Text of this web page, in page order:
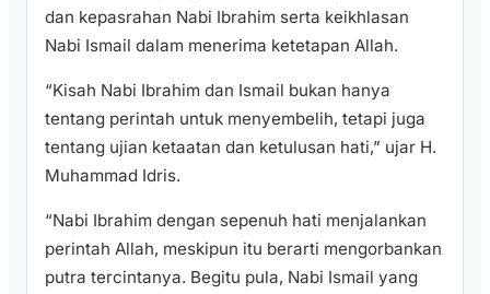
dan kepasrahan Nabi Ibrahim serta keikhlasan
Nabi Ismail dalam menerima ketetapan Allah.
“Kisah Nabi Ibrahim dan Ismail bukan hanya
tentang perintah untuk menyembelih, tetapi juga
tentang ujian ketaatan dan ketulusan hati,” ujar H.
Muhammad Idris.
“Nabi Ibrahim dengan sepenuh hati menjalankan
perintah Allah, meskipun itu berarti mengorbankan
putra tercintanya. Begitu pula, Nabi Ismail yang